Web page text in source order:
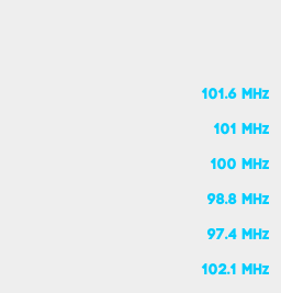
101.6 MHz
101 MHz
100 MHz
98.8 MHz
97.4 MHz
102.1 MHz